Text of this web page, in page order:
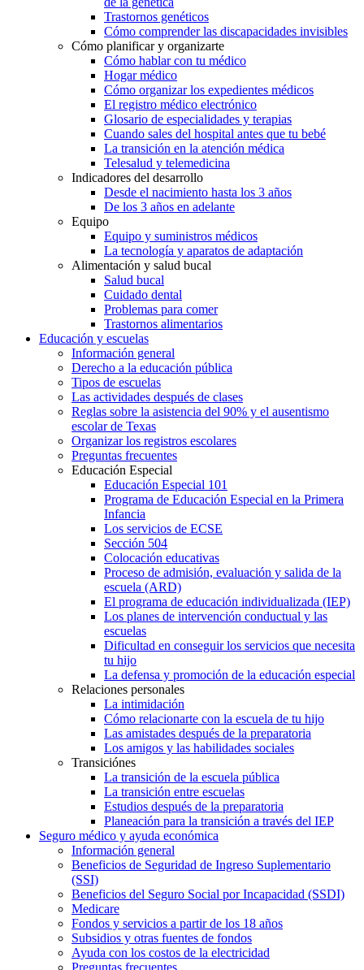
Trastornos genéticos
Cómo comprender las discapacidades invisibles
Cómo planificar y organizarte
Cómo hablar con tu médico
Hogar médico
Cómo organizar los expedientes médicos
El registro médico electrónico
Glosario de especialidades y terapias
Cuando sales del hospital antes que tu bebé
La transición en la atención médica
Telesalud y telemedicina
Indicadores del desarrollo
Desde el nacimiento hasta los 3 años
De los 3 años en adelante
Equipo
Equipo y suministros médicos
La tecnología y aparatos de adaptación
Alimentación y salud bucal
Salud bucal
Cuidado dental
Problemas para comer
Trastornos alimentarios
Educación y escuelas
Información general
Derecho a la educación pública
Tipos de escuelas
Las actividades después de clases
Reglas sobre la asistencia del 90% y el ausentismo
escolar de Texas
Organizar los registros escolares
Preguntas frecuentes
Educación Especial
Educación Especial 101
Programa de Educación Especial en la Primera
Infancia
Los servicios de ECSE
Sección 504
Colocación educativas
Proceso de admisión, evaluación y salida de la
escuela (ARD)
El programa de educación individualizada (IEP)
Los planes de intervención conductual y las
escuelas
Dificultad en conseguir los servicios que necesita
tu hijo
La defensa y promoción de la educación especial
Relaciones personales
La intimidación
Cómo relacionarte con la escuela de tu hijo
Las amistades después de la preparatoria
Los amigos y las habilidades sociales
Transiciónes
La transición de la escuela pública
La transición entre escuelas
Estudios después de la preparatoria
Planeación para la transición a través del IEP
Seguro médico y ayuda económica
Información general
Beneficios de Seguridad de Ingreso Suplementario
(SSI)
Beneficios del Seguro Social por Incapacidad (SSDI)
Medicare
Fondos y servicios a partir de los 18 años
Subsidios y otras fuentes de fondos
Ayuda con los costos de la electricidad
Preguntas frecuentes